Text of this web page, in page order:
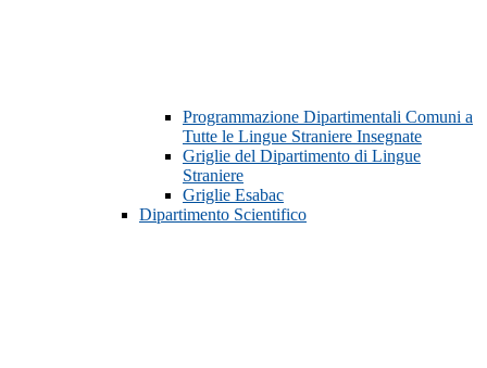
Programmazione Dipartimentali Comuni a
Tutte le Lingue Straniere Insegnate
Griglie del Dipartimento di Lingue
Straniere
Griglie Esabac
Dipartimento Scientifico